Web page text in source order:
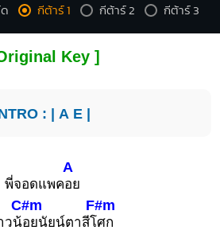
กีต้าร์ 1 กีต้าร์ 2 กีต้าร์ 3
Key ]
: | A E |
พี่จอดแพค
A
อย
วน้
C#m
อยนัยน์ตาสีโ
F#m
ศก